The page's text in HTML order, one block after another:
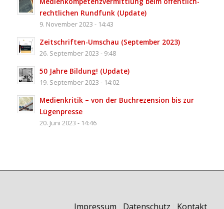
rechtlichen Rundfunk (Update)
9. November 2023 - 14:43
Zeitschriften-Umschau (September 2023)
26. September 2023 - 9:48
50 Jahre Bildung! (Update)
19. September 2023 - 14:02
Medienkritik – von der Buchrezension bis zur
Lügenpresse
20. Juni 2023 - 14:46
Impressum Datenschutz Kontakt